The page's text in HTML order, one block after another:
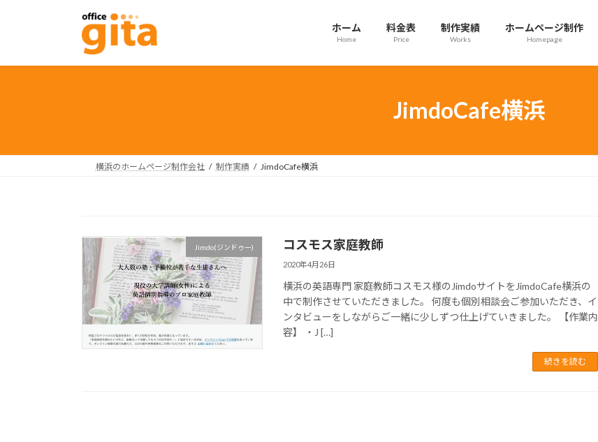
プ
動
ホーム
Home
料金表
Price
制作実績
Works
ホームページ制作
Homepage
JimdoCafe横浜
横浜のホームページ制作会社 制作実績 JimdoCafe横浜
Jimdo(ジンドゥー) コスモス家庭教師
2020年4月26日
横浜の英語専門 家庭教師コスモス様のJimdoサイトをJimdoCafe横浜の
中で制作させていただきました。 何度も個別相談会ご参加いただき、イ
ンタビューをしながらご一緒に少しずつ仕上げていきました。 【作業内
容】 ・J […]
続きを読む